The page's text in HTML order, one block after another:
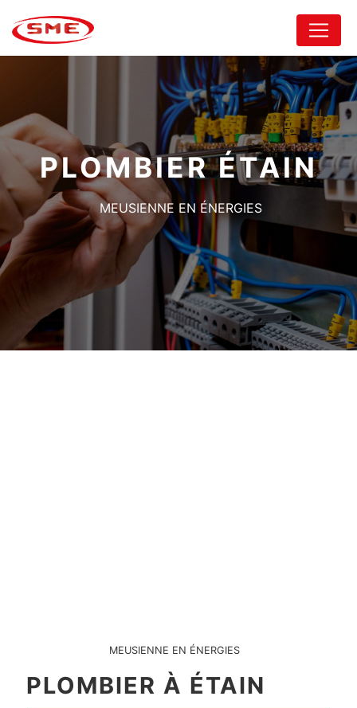
PLOMBIER ÉTAIN
MEUSIENNE EN ÉNERGIES
MEUSIENNE EN ÉNERGIES
PLOMBIER À ÉTAIN